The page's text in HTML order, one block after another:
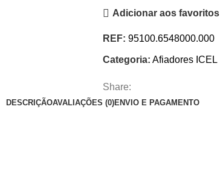
Adicionar aos favoritos
REF: 95100.6548000.000
Categoria: Afiadores ICEL
Share:
DESCRIÇÃOAVALIAÇÕES (0)ENVIO E PAGAMENTO